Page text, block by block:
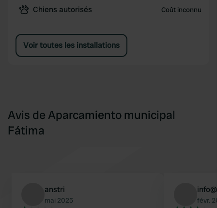
Chiens autorisés Coût inconnu
Voir toutes les installations
Avis de Aparcamiento municipal
Fátima
anstri
mai 2025 févr.